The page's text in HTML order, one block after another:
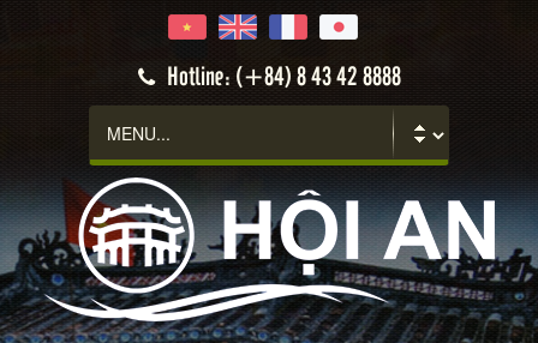
Hotline: (+84) 8 43 42 8888